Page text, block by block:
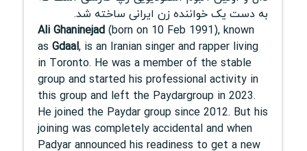
به دست یک خواننده زن ایرانی ساخته شد.
Ali Ghaninejad(born on 10 Feb 1991), known
as Gdaal, is an Iranian singer and rapper living
in Toronto. He was a member of the stable
group and started his professional activity in
this group and left the Paydargroup in 2023.
He joined the Paydar group since 2012. But his
joining was completely accidental and when
Padyar announced his readiness to get a new